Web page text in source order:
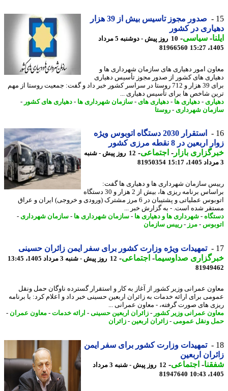
صدور مجوز تاسیس بیش از 39 هزار
در کشور
-سیاسی-
10 روز پیش - دوشنبه 5 مرداد
81966560
امور دهیاری های سازمان شهرداری ها و
های کشور از صدور مجوز تأسیس دهیاری
برای 39 هزار و 712 روستا در سراسر کشور خبر داد و گفت: جمعیت روستا از مهم
شاخص ها برای تأسیس دهیاری ...
- دهیاری ها - دهیاری های -سازمان شهرداری ها - دهیاری های کشور-
شهرداری- روستا
استقرار 2030 دستگاه اتوبوس ویژه
در 8 نقطه مرزی کشور
بازار- اجتماعی-
12 روز پیش - شنبه
81950354
سازمان شهرداری ها و دهیاری ها گفت:
براساس برنامه ریزی ها، بیش از 2 هزار و 30 دستگاه
اتوبوس عملیاتی و پشتیبان در 6 مرز مشترک (ورودی و خروجی) ایران و عراق
شده است. - به گزارش خبر ...
-شهرداری ها و دهیاری ها - سازمان شهرداری ها - سازمان شهرداری-
-مرز-رییس سازمان
تمهیدات ویژه وزارت کشور برای سفر ایمن زائران حسینی
صداوسیما-اجتماعی-12 روز پیش - شنبه 3 مرداد 1405، 13:45
عمرانی وزیر کشور از آغاز به کار و استقرار گسترده ناوگان حمل ونقل
برای ارائه خدمات به زائران اربعین حسینی خبر داد و اعلام کرد: با برنامه
های صورت گرفته، - معاون عمرانی ...
عمرانی وزیر کشور-زائران اربعین حسینی-ارائه خدمات-معاون عمران-
ونقل عمومی-زائران اربعین -زائران
تمهیدات وزارت کشور برای سفر ایمن
اربعین
-اجتماعی-
12 روز پیش - شنبه 3 مرداد
81947640